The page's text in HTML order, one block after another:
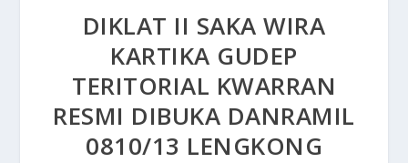
DIKLAT II SAKA WIRA
KARTIKA GUDEP
TERITORIAL KWARRAN
RESMI DIBUKA DANRAMIL
0810/13 LENGKONG